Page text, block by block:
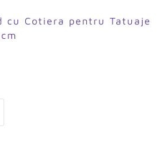
cu Cotiera pentru Tatuaje